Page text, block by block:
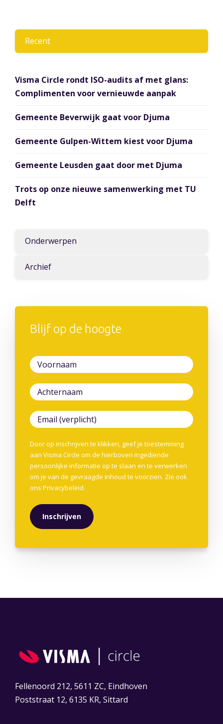
Recent
Visma Circle rondt ISO-audits af met glans:
Complimenten voor vernieuwde aanpak
Gemeente Beverwijk gaat voor Djuma
Gemeente Gulpen-Wittem kiest voor Djuma
Gemeente Leusden gaat door met Djuma
Trots op onze nieuwe samenwerking met TU
Delft
Onderwerpen
Archief
Blijf op de hoogte
Door op inschrijven te klikken, geef je toestemming
aan Visma Circle om de hierboven ingediende
persoonlijke informatie op te slaan en te verwerken
om je van de gevraagde inhoud te voorzien. Zie ook
ons Privacybeleid.
Fellenoord 212, 5611 ZC, Eindhoven
Poststraat 12, 6135 KR, Sittard